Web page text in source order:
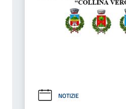
NOTIZIE